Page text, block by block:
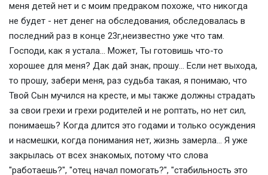
меня детей нет и с моим предраком похоже, что никогда
не будет - нет денег на обследования, обследовалась в
последний раз в конце 23г,неизвестно уже что там.
Господи, как я устала... Может, Ты готовишь что-то
хорошее для меня? Дак дай знак, прошу... Если нет выхода,
то прошу, забери меня, раз судьба такая, я понимаю, что
Твой Сын мучился на кресте, и мы также должны страдать
за свои грехи и грехи родителей и не роптать, но нет сил,
понимаешь? Когда длится это годами и только осуждения
и насмешки, когда понимания нет, жизнь замерла... Я уже
закрылась от всех знакомых, потому что слова
"работаешь?", "отец начал помогать?", "стабильность это